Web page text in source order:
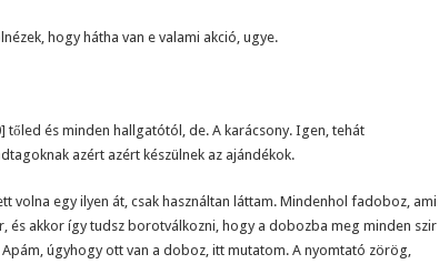
hogy hátha van e valami akció, ugye.
tőled és minden hallgatótól, de. A karácsony. Igen, tehát
azért azért készülnek az ajándékok.
volna egy ilyen át, csak használtan láttam. Mindenhol fadoboz, ami
és akkor így tudsz borotválkozni, hogy a dobozba meg minden szir
úgyhogy ott van a doboz, itt mutatom. A nyomtató zörög,